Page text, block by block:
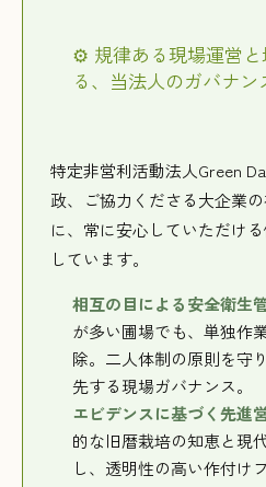
⚙️ 規律ある現場運営
る、当法人のガバナン
特定非営利活動法人Green
政、ご協力くださる大企業
に、常に安心していただけ
しています。
相互の目による安全衛生
が多い圃場でも、単独作
除。二人体制の原則を守
先する現場ガバナンス。
エビデンスに基づく先進
的な旧暦栽培の知恵と現
し、透明性の高い作付け